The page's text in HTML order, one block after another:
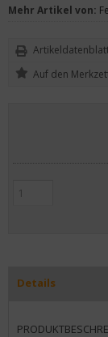
Mehr Artikel von:
Details